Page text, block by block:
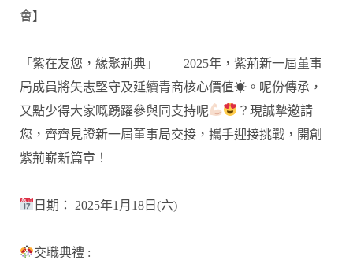
會】
「紫在友您，緣聚荊典」——2025年，紫荊新一屆董事
局成員將矢志堅守及延續青商核心價值☀。呢份傳承，
又點少得大家嘅踴躍參與同支持呢
？現誠摯邀請
您，齊齊見證新一屆董事局交接，攜手迎接挑戰，開創
紫荊嶄新篇章！
日期： 2025年1月18日(六)
交職典禮 :